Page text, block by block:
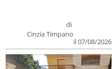
di
Cinzia Timpano
il 07/08/2026